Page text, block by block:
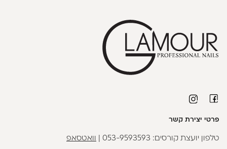
פרטי יצירת קשר
טלפון יועצת קורסים: 053-9593593 וואטסאפ